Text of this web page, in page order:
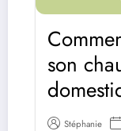
son
Stéphanie